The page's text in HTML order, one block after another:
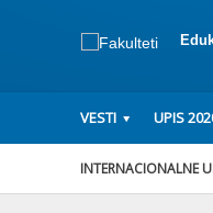
VESTI UPIS
INTERNACIONALNE